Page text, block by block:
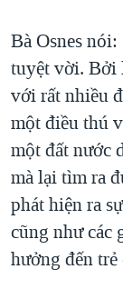
Bà Osnes
tuyệt vời. Bởi
với rất nhiều
một điều thú
một đất nước
mà lại tìm ra
phát hiện ra
cũng như các
hưởng đến trẻ